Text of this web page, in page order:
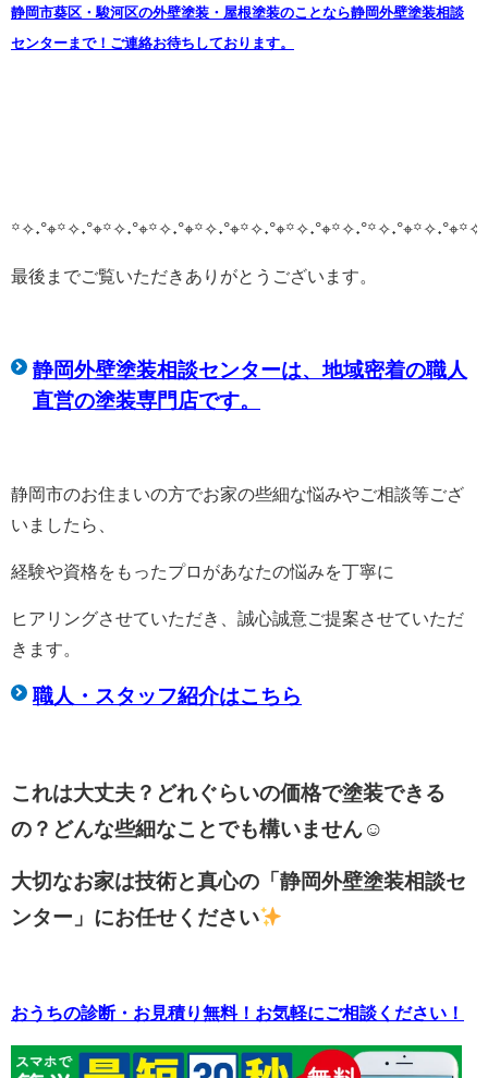
静岡市葵区・駿河区の外壁塗装・屋根塗装のことなら静岡外壁塗装相談
センターまで！ご連絡お待ちしております。
꙳✧˖°⌖꙳✧˖°⌖꙳✧˖°⌖꙳✧˖°⌖꙳✧˖°⌖꙳✧˖°⌖꙳✧˖°⌖꙳✧˖°
最後までご覧いただきありがとうございます。
静岡外壁塗装相談センターは、地域密着の職人
直営の塗装専門店です。
静岡市のお住まいの方でお家の些細な悩みやご相談等ござ
いましたら、
経験や資格をもったプロがあなたの悩みを丁寧に
ヒアリングさせていただき、誠心誠意ご提案させていただ
きます。
職人・スタッフ紹介はこちら
これは大丈夫？どれぐらいの価格で塗装できる
の？どんな些細なことでも構いません☺
大切なお家は技術と真心の「静岡外壁塗装相談セ
ンター」にお任せください
おうちの診断・お見積り無料！お気軽にご相談ください！